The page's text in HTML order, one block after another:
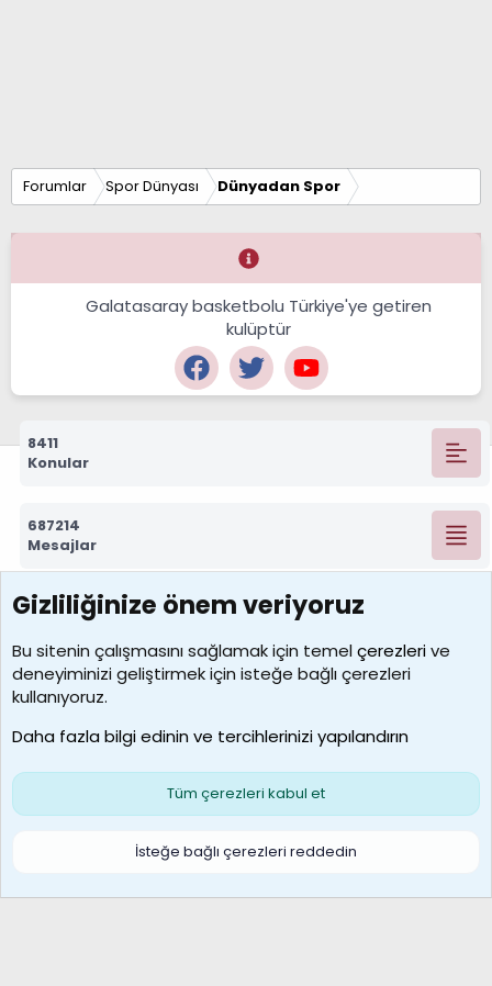
Forumlar Spor Dünyası Dünyadan Spor
Galatasaray basketbolu Türkiye'ye getiren
kulüptür
8411
Konular
687214
Mesajlar
7388
Kullanıcılar
borabekirogluu
Son üye
Çerezler
S
Gizliliğinize önem veriyoruz
Bu sitenin çalışmasını sağlamak için temelçerezlerive
deneyiminizi geliştirmek için isteğe bağlı çerezleri
kullanıyoruz.
Daha fazla bilgi edinin ve tercihlerinizi yapılandırın
Tüm çerezleri kabul et
İsteğe bağlı çerezleri reddedin